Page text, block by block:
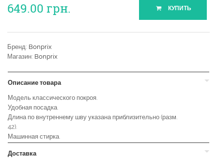
649.00 грн. КУПИТЬ
Бренд: Bonprix
Магазин: Bonprix
Описание товара
Модель классического покроя.
Удобная посадка.
Длина по внутреннему шву указана приблизительно (разм.
42).
Машинная стирка.
Доставка